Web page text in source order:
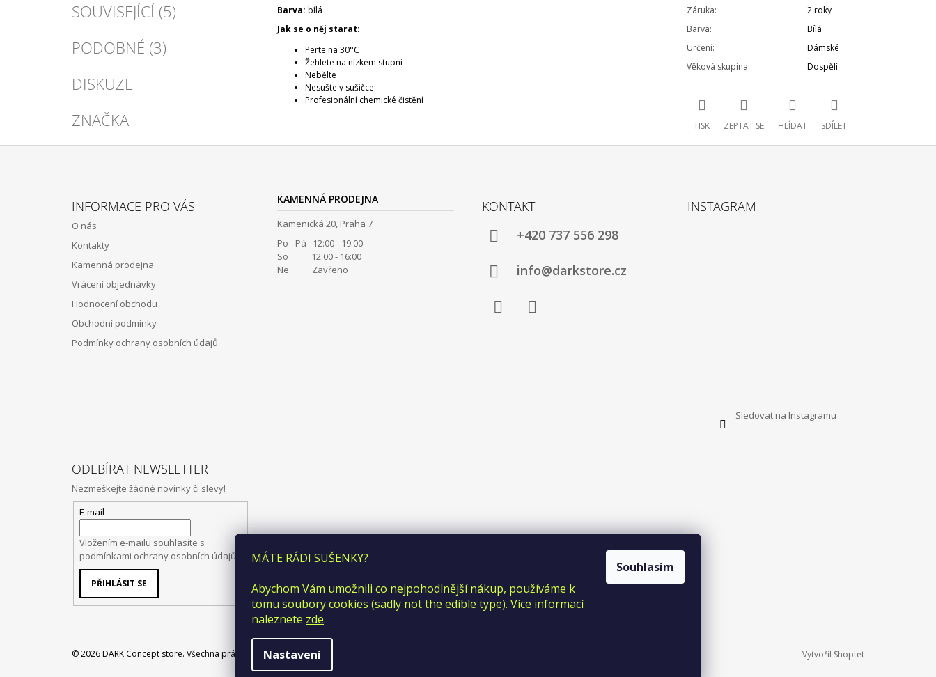
MÁTE RÁDI SUŠENKY?
Abychom Vám umožnili co nejpohodlnější nákup, používáme k
tomu soubory cookies (sadly not the edible type). Více informací
naleznete zde.
Nastavení
Souhlasím
SOUVISEJÍCÍ (5)
PODOBNÉ (3)
DISKUZE
ZNAČKA
Barva: bílá
Jak se o něj starat:
Perte na 30°C
Žehlete na nízkém stupni
Nebělte
Nesušte v sušičce
Profesionální chemické čistění
Záruka:
2 roky
Barva:
Bílá
Určení:
Dámské
Věková skupina: Dospělí
TISK ZEPTAT SE HLÍDAT SDÍLET
INFORMACE PRO VÁS
O nás
Kontakty
Kamenná prodejna
Vrácení objednávky
Hodnocení obchodu
Obchodní podmínky
Podmínky ochrany osobních údajů
KAMENNÁ PRODEJNA
Kamenická 20, Praha 7
Po - Pá 12:00 - 19:00
So 12:00 - 16:00
Ne Zavřeno
KONTAKT
+420 737 556 298
info@darkstore.cz
INSTAGRAM
Sledovat na Instagramu
ODEBÍRAT NEWSLETTER
Nezmeškejte žádné novinky či slevy!
E-mail
Vložením e-mailu souhlasíte s
podmínkami ochrany osobních údajů
PŘIHLÁSIT SE
Vytvořil Shoptet
© 2026 DARK Concept store. Všechna práva vyhrazena.